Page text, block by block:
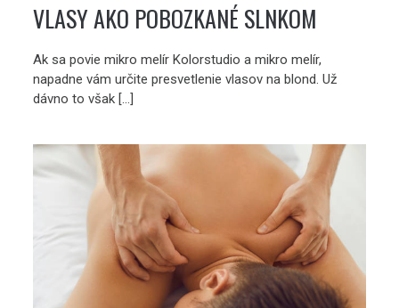
VLASY AKO POBOZKANÉ SLNKOM
Ak sa povie mikro melír Kolorstudio a mikro melír,
napadne vám určite presvetlenie vlasov na blond. Už
dávno to však […]